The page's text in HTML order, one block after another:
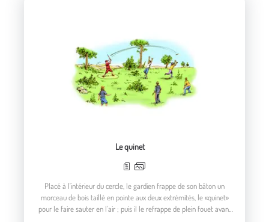
Le quinet
Placé à l'intérieur du cercle, le gardien frappe de son bâton un
morceau de bois taillé en pointe aux deux extrémités, le «quinet»
pour le faire sauter en l'air ; puis il le refrappe de plein fouet avant